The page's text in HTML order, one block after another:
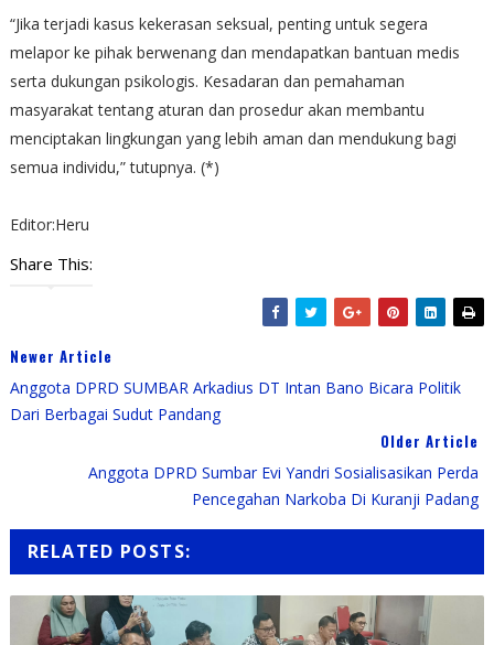
“Jika terjadi kasus kekerasan seksual, penting untuk segera
melapor ke pihak berwenang dan mendapatkan bantuan medis
serta dukungan psikologis. Kesadaran dan pemahaman
masyarakat tentang aturan dan prosedur akan membantu
menciptakan lingkungan yang lebih aman dan mendukung bagi
semua individu,” tutupnya. (*)
Editor:Heru
Share This:
Newer Article
Anggota DPRD SUMBAR Arkadius DT Intan Bano Bicara Politik
Dari Berbagai Sudut Pandang
Older Article
Anggota DPRD Sumbar Evi Yandri Sosialisasikan Perda
Pencegahan Narkoba Di Kuranji Padang
RELATED POSTS: